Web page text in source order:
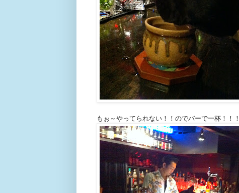
もぉ～やってられない！！のでバーで一杯！！！